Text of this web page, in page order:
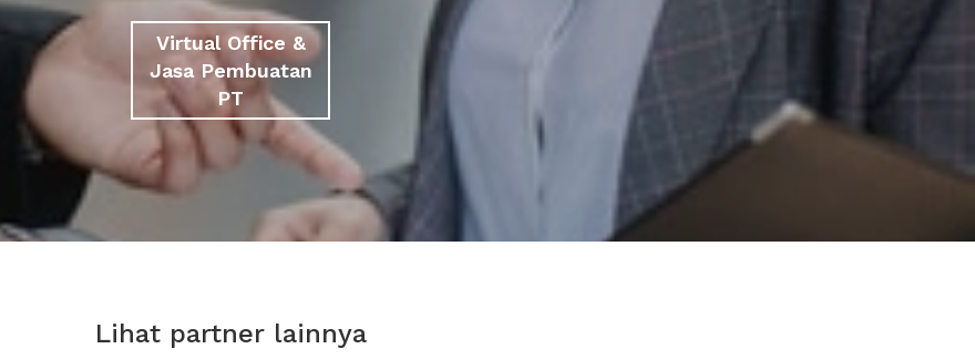
Virtual Office &
Jasa Pembuatan
PT
Lihat partner lainnya